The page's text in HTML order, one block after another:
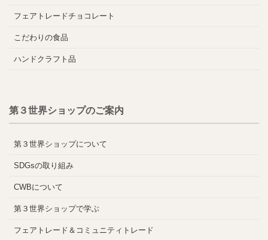
フェアトレードチョコレート
こだわりの食品
ハンドクラフト品
第３世界ショップのご案内
第３世界ショップについて
SDGsの取り組み
CWBについて
第３世界ショップで学ぶ
フェアトレード＆コミュニティトレード